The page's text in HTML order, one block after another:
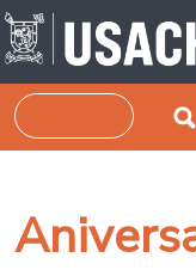
Pasar al contenido
Buscar